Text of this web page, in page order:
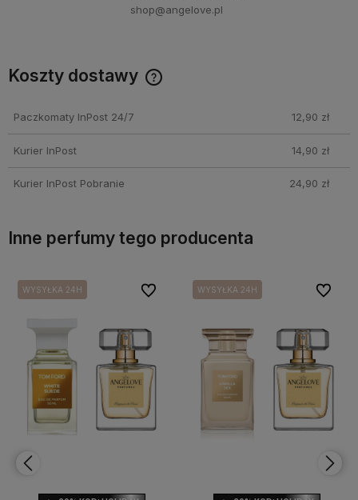
shop@angelove.pl
Koszty dostawy
Paczkomaty InPost 24/7
12,90 zł
Kurier InPost 14,90 zł
Kurier InPost Pobranie 24,90 zł
Inne perfumy tego producenta
WYSYŁKA 24H Do ulubionych
Do ulubionychWYSYŁKA 24H Do
Do